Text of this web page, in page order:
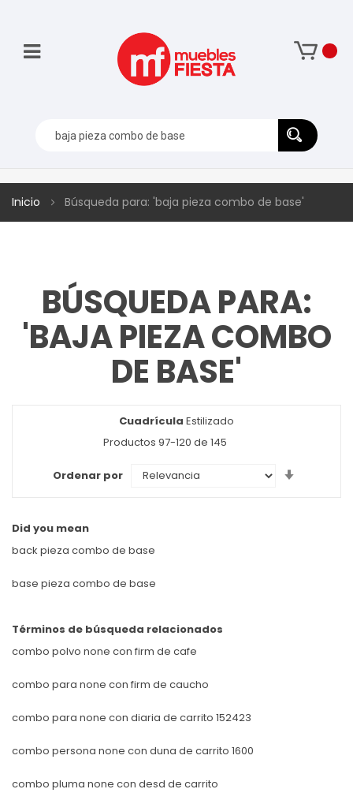
Inicio Búsqueda para: 'baja pieza combo de base'
BÚSQUEDA PARA:
'BAJA PIEZA COMBO
DE BASE'
Ver
como
Cuadrícula Estilizado
Productos 97-120 de 145
Ordenar por
Did you mean
back pieza combo de base
base pieza combo de base
Términos de búsqueda relacionados
combo polvo none con firm de cafe
combo para none con firm de caucho
combo para none con diaria de carrito 152423
combo persona none con duna de carrito 1600
combo pluma none con desd de carrito